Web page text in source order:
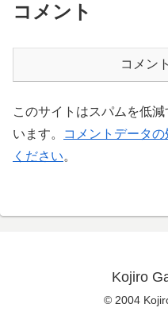
コメント
コメン
このサイトはスパムを低
います。
コメントデータ
ください。
Kojiro
© 2004